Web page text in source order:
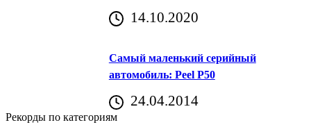
14.10.2020
Самый маленький серийный
автомобиль: Peel P50
24.04.2014
Рекорды по категориям